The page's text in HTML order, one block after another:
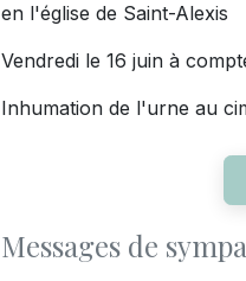
en l'église de Saint-Alexis
Vendredi le 16 juin à
Inhumation de l'urne au
Messages de